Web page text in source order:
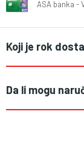
ASA banka -
Koji je rok
Da li mogu